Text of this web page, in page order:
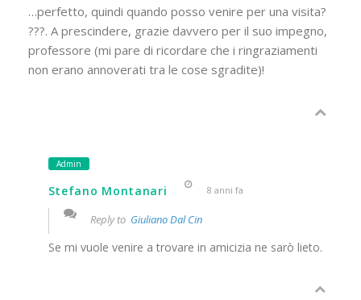
…perfetto, quindi quando posso venire per una visita?
???. A prescindere, grazie davvero per il suo impegno,
professore (mi pare di ricordare che i ringraziamenti
non erano annoverati tra le cose sgradite)!
Admin
Stefano Montanari 8 anni fa
Reply to Giuliano Dal Cin
Se mi vuole venire a trovare in amicizia ne sarò lieto.